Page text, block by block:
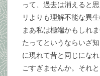
って、過去は消えると
リよりも理解不能な異生
まあ私は極端かもしれ
たってというならいざ
に現れて昔と同じにな
ごすぎませんか。それ